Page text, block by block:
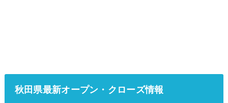
秋田県最新オープン・クローズ情報